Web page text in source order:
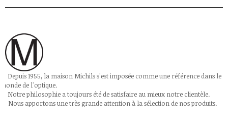
Depuis 1955, la maison Michils s'est imposée comme une référence dans le
monde de l'optique.
Notre philosophie a toujours été de satisfaire au mieux notre clientèle.
Nous apportons une très grande attention à la sélection de nos produits.